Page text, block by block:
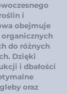
i
obejmuje
do różnych
Dzięki
i dbałości
oraz